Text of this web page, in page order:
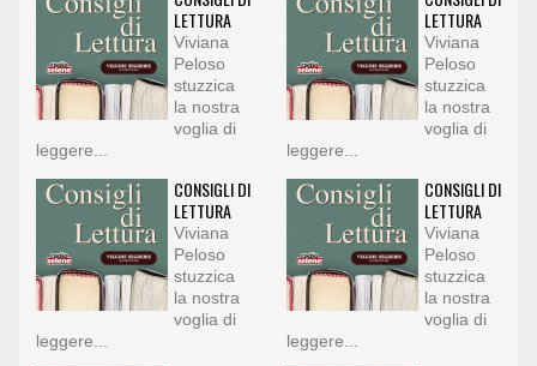
LETTURA
Viviana
Peloso
stuzzica
la nostra
voglia di
leggere...
LETTURA
Viviana
Peloso
stuzzica
la nostra
voglia di
leggere...
CONSIGLI DI
LETTURA
Viviana
Peloso
stuzzica
la nostra
voglia di
leggere...
CONSIGLI DI
LETTURA
Viviana
Peloso
stuzzica
la nostra
voglia di
leggere...